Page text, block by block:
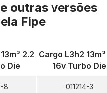
outras versões
Fipe
2.2
Die
8
Cargo L3h2
16v Turbo Die
011214-3